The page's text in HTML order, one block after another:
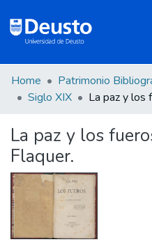
Communities & Collections
All of DSpace
Statistics
Home Patrimonio
Siglo XIX
La paz y los
Flaquer.